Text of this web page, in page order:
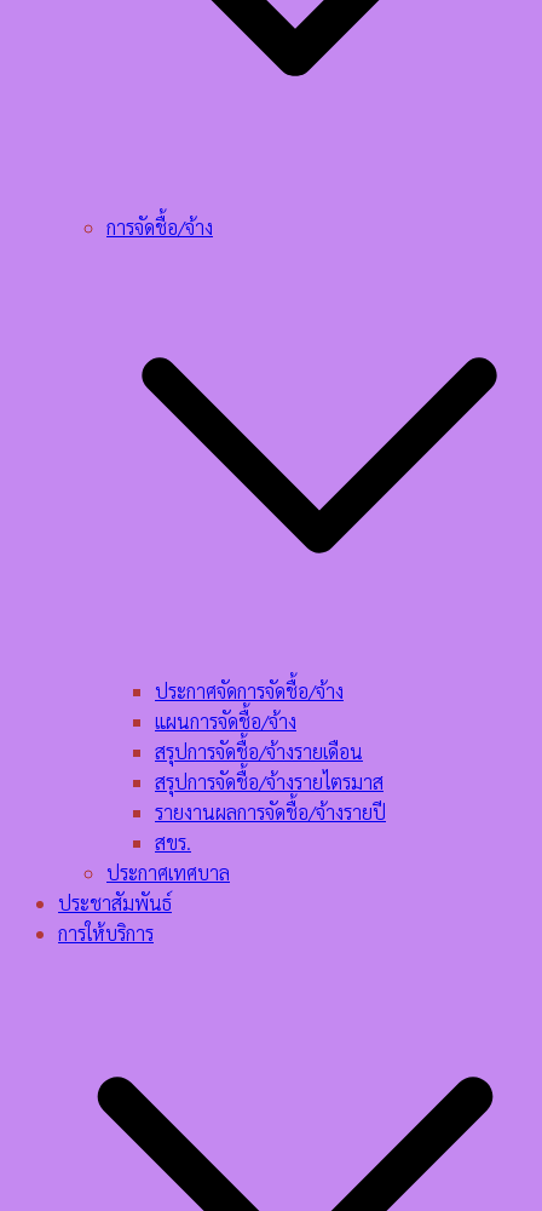
การจัดชื้อ/จ้าง
ประกาศจัดการจัดชื้อ/จ้าง
แผนการจัดชื้อ/จ้าง
สรุปการจัดชื้อ/จ้างรายเดือน
สรุปการจัดชื้อ/จ้างรายไตรมาส
รายงานผลการจัดชื้อ/จ้างรายปี
สขร.
ประกาศเทศบาล
ประชาสัมพันธ์
การให้บริการ